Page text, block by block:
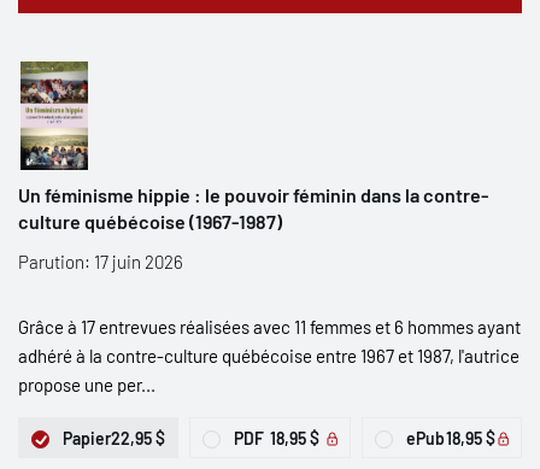
Un féminisme hippie : le pouvoir féminin dans la contre-
culture québécoise (1967-1987)
Parution: 17 juin 2026
Grâce à 17 entrevues réalisées avec 11 femmes et 6 hommes ayant
adhéré à la contre-culture québécoise entre 1967 et 1987, l'autrice
propose une per...
Papier22,95 $ PDF 18,95 $ ePub18,95 $